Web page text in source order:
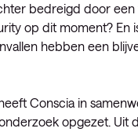
bedreigd door
op dit moment? En
hebben een
Conscia in
opgezet. Uit